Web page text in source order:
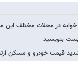
بنویسید
قیمت خودرو و مسکن